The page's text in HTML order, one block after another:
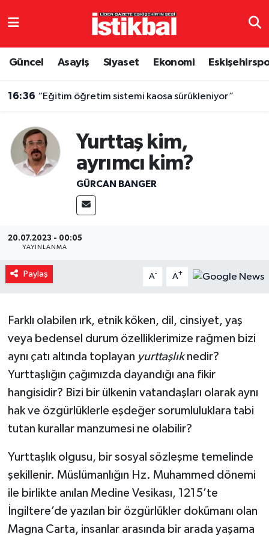
Güncel Asayiş Siyaset Ekonomi
16:36 “Eğitim öğretim sistemi kaosa sürükleniyor”
Yurttaş kim,
ayrımcı kim?
GÜRCAN BANGER
20.07.2023 - 00:05
YAYINLANMA
Paylaş A- A+
Farklı olabilen ırk, etnik köken, dil, cinsiyet, yaş
veya bedensel durum özelliklerimize rağmen bizi
aynı çatı altında toplayan yurttaşlıknedir?
Yurttaşlığın çağımızda dayandığı ana fikir
hangisidir? Bizi bir ülkenin vatandaşları olarak aynı
hak ve özgürlüklerle eşdeğer sorumluluklara tabi
tutan kurallar manzumesi ne olabilir?
Yurttaşlık olgusu, bir sosyal sözleşme temelinde
şekillenir. Müslümanlığın Hz. Muhammed dönemi
ile birlikte anılan Medine Vesikası, 1215’te
İngiltere’de yazılan bir özgürlükler dokümanı olan
Magna Carta, insanlar arasında bir arada yaşama
Eskişehirspor
Siyaset
Spor
Resmi ilanlar
Eskişehir Nöbetçi Eczaneler
Eskişehir Trafik Yoğunluk Haritası
TFF 3.Lig 4.Grup Puan Durumu ve Fikstür
Tüm Manşetler